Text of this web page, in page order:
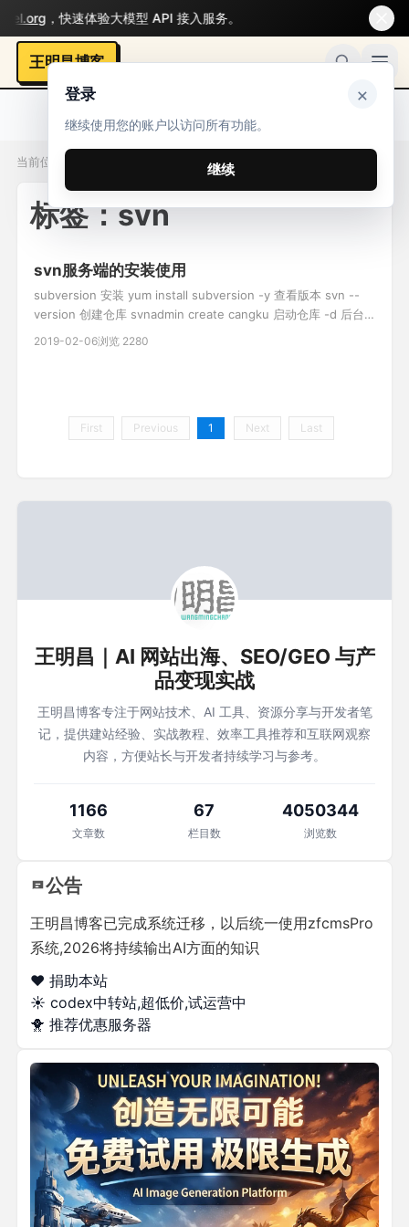
登录 ×
继续使用您的账户以访问所有功能。
继续
，快速体验大模型 API 接入服务。
王明昌博客
当前位置：标签 / svn
标签：svn
svn服务端的安装使用
subversion 安装 yum install subversion -y 查看版本 svn --
version 创建仓库 svnadmin create cangku 启动仓库 -d 后台
运行 -r 递归 svnserve -d -r /user/cangku 查看进程 netstat -
2019-02-06浏览 2280
First Previous 1 Next Last
王明昌｜AI 网站出海、SEO/GEO 与产
品变现实战
王明昌博客专注于网站技术、AI 工具、资源分享与开发者笔
记，提供建站经验、实战教程、效率工具推荐和互联网观察
内容，方便站长与开发者持续学习与参考。
1166
文章数
67
栏目数
4050344
浏览数
公告
王明昌博客已完成系统迁移，以后统一使用zfcmsPro
系统,2026将持续输出AI方面的知识
❤️ 捐助本站
☀️ codex中转站,超低价,试运营中
🐥 推荐优惠服务器